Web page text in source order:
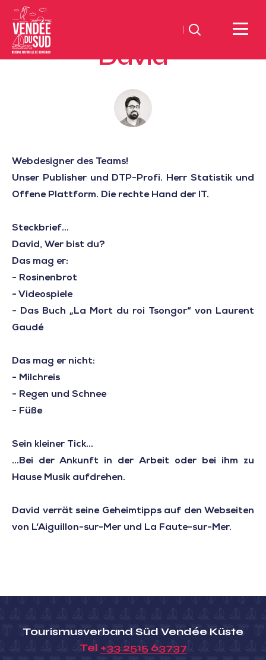
Sud
Suchen
David
Webdesigner des Teams!
Unser Publisher und DTP-Profi. Herr Statistik und
Offene Plattform. Die rechte Hand der IT.
Steckbrief...
David, Wer bist du?
Das mag er:
- Rosinenbrot
- Videospiele
- Das Buch „La Mort du roi Tsongor“ von Laurent
Gaudé
Das mag er nicht:
- Milchreis
- Regen und Schnee
- Füße
Sein kleiner Tick...
...Bei der Ankunft in der Arbeit oder bei ihm zu
Hause Musik aufdrehen.
David verrät seine Geheimtipps auf den Webseiten
von L‘Aiguillon-sur-Mer und La Faute-sur-Mer.
Tourismusverband Süd Vendée Küste
Tel +33 2515 63737